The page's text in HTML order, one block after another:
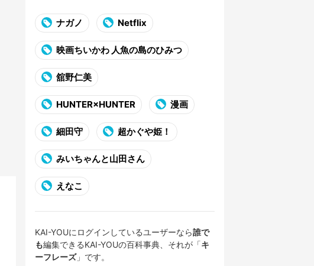
ナガノ Netflix
映画ちいかわ 人魚の島のひみつ
舘野仁美
HUNTER×HUNTER 漫画
細田守 超かぐや姫！
みいちゃんと山田さん
えなこ
KAI-YOUにログインしているユーザーなら誰で
も編集できるKAI-YOUの百科事典、それが「キ
ーフレーズ」です。